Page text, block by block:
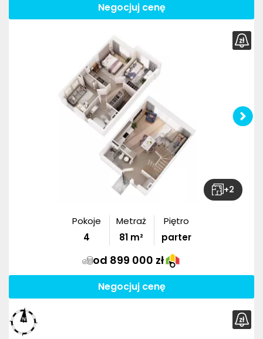
Negocjuj cenę
+2
Pokoje
4
Metraż
81 m²
Piętro
parter
od 899 000 zł
Negocjuj cenę